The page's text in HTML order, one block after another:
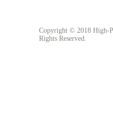
Copyright © 2018 High-
Rights Reserved.